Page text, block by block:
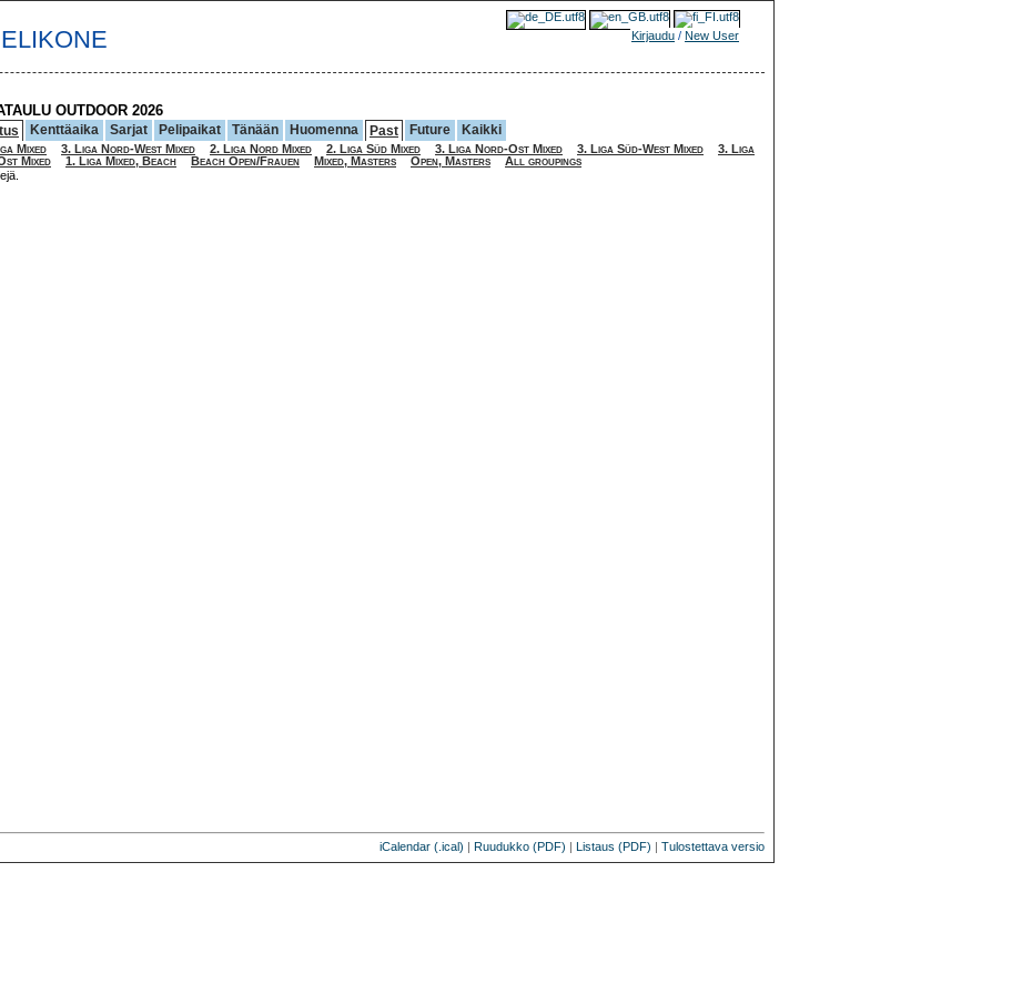
Kirjaudu / New User
OUTDOOR 2026
Kenttäaika Sarjat Pelipaikat Tänään Huomenna Past Future Kaikki
Mixed 3. Liga Nord-West Mixed 2. Liga Nord Mixed 2. Liga Süd Mixed 3. Liga Nord-Ost Mixed 3. Liga Süd-West Mixed
3. Liga
Mixed
1. Liga Mixed, Beach Beach Open/Frauen Mixed, Masters Open, Masters
All groupings
iCalendar (.ical) | Ruudukko (PDF) | Listaus (PDF) | Tulostettava versio